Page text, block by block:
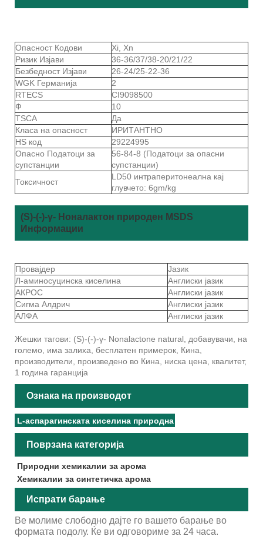
Опасност Кодови
Xi, Xn
Ризик Изјави
36-36/37/38-20/21/22
Безбедност Изјави
26-24/25-22-36
WGK Германија
2
RTECS
CI9098500
Ф
10
TSCA
Да
Класа на опасност
ИРИТАНТНО
HS код
29224995
Опасно Податоци за
супстанции
56-84-8 (Податоци за опасни
супстанции)
Токсичност
LD50 интраперитонеална кај
глувчето: 6gm/kg
(S)-(-)-γ- Ноналактон природен MSDS
Информации
Провајдер
Јазик
Л-аминосуцинска киселина
Англиски јазик
АКРОС
Англиски јазик
Сигма Алдрич
Англиски јазик
АЛФА
Англиски јазик
Жешки тагови: (S)-(-)-γ- Nonalactone natural, добавувачи, на
големо, има залиха, бесплатен примерок, Кина,
производители, произведено во Кина, ниска цена, квалитет,
1 година гаранција
Ознака на производот
L-аспарагинската киселина природна
Поврзана категорија
Природни хемикалии за арома
Хемикалии за синтетичка арома
Испрати барање
Ве молиме слободно дајте го вашето барање во
формата подолу. Ќе ви одговориме за 24 часа.